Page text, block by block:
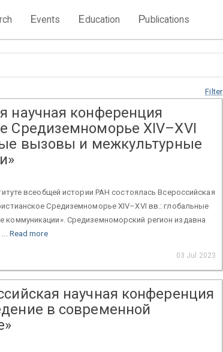
Events Education Publications
Filter
научная конференция
Средиземноморье XIV–XVI
вызовы и межкультурные
всеобщей истории РАН состоялась Всероссийская
Средиземноморье XIV–XVI вв.: глобальные
Средиземноморский регион издавна
Read more
03 Jul 2023
научная конференция
в современной